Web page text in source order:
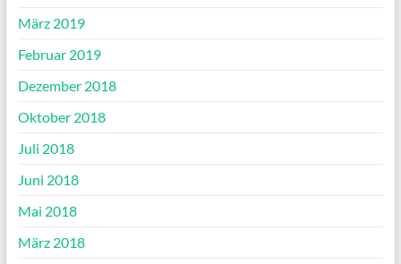
März 2019
Februar 2019
Dezember 2018
Oktober 2018
Juli 2018
Juni 2018
Mai 2018
März 2018